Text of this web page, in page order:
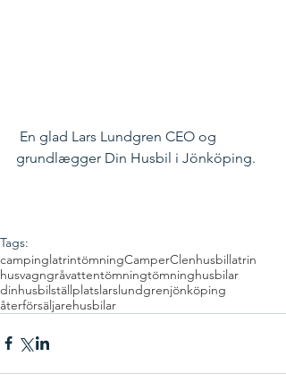
grundlægger Din Husbil i Jönköping.
Tags:
campinglatrintömningCamperClenhusbillatrin
husvagngråvattentömningtömninghusbilar
dinhusbilställplatslarslundgrenjönköping
återförsäljarehusbilar